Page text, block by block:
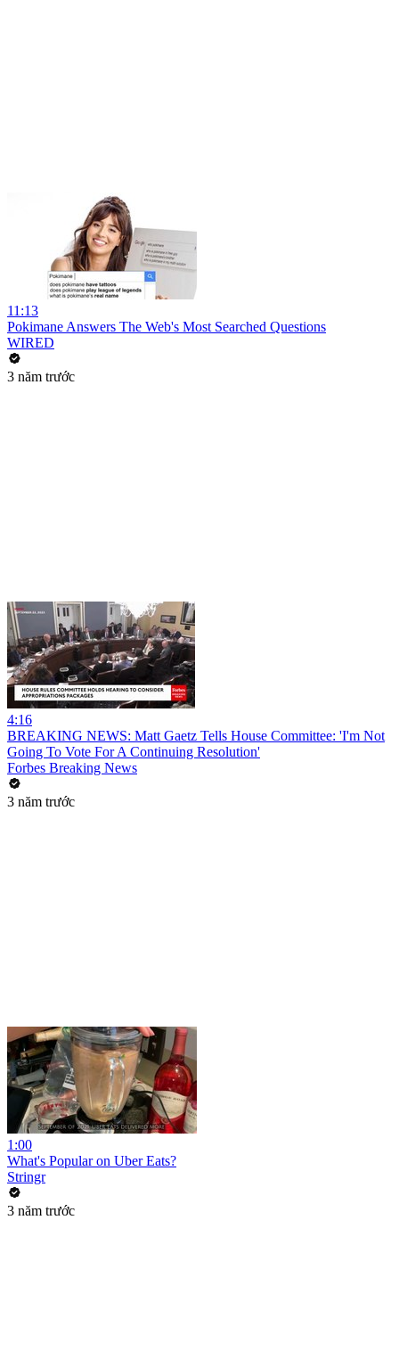
11:13
Pokimane Answers The Web's Most Searched Questions
WIRED
3 năm trước
4:16
BREAKING NEWS: Matt Gaetz Tells House Committee: 'I'm Not
Going To Vote For A Continuing Resolution'
Forbes Breaking News
3 năm trước
1:00
What's Popular on Uber Eats?
Stringr
3 năm trước